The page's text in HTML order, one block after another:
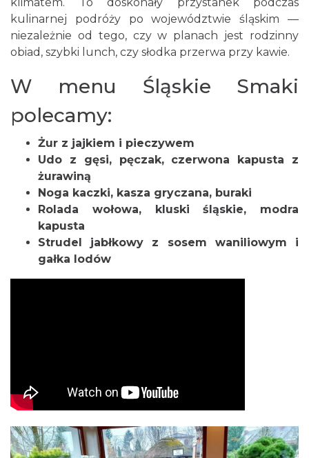
kulinarnej podróży po województwie śląskim —
niezależnie od tego, czy w planach jest rodzinny
obiad, szybki lunch, czy słodka przerwa przy kawie.
W menu Śląskie Smaki
polecamy:
Żur z jajkiem i pieczywem
Udo z gęsi, pęczak, czerwona kapusta z
żurawiną
Noga kaczki, kasza gryczana, buraki
Rolada wołowa, kluski śląskie, modra
kapusta
Strudel jabłkowy z sosem waniliowym i
gałka lodów